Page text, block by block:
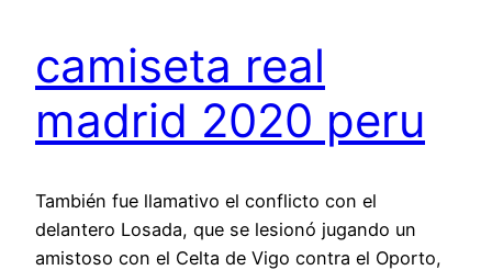
camiseta real
madrid 2020 peru
También fue llamativo el conflicto con el
delantero Losada, que se lesionó jugando un
amistoso con el Celta de Vigo contra el Oporto,